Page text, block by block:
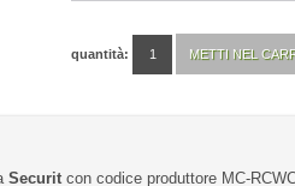
quantità:
Securitcon codice produttore MC-